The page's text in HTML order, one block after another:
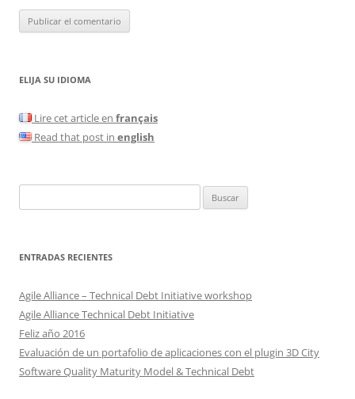
ELIJA SU IDIOMA
Lire cet article en français
Read that post in english
ENTRADAS RECIENTES
Agile Alliance – Technical Debt Initiative workshop
Agile Alliance Technical Debt Initiative
Feliz año 2016
Evaluación de un portafolio de aplicaciones con el plugin 3D City
Software Quality Maturity Model & Technical Debt